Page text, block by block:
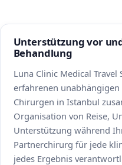
Unterstützung vor
Behandlung
Luna Clinic Medical
erfahrenen
Chirurgen in Istanbul
Organisation von Reise,
Unterstützung während
Partnerchirurg für jede
jedes Ergebnis